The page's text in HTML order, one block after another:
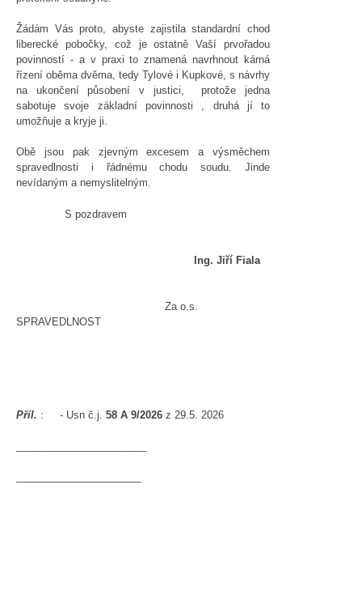
Žádám Vás proto, abyste zajistila standardní chod
liberecké pobočky, což je ostatně Vaší prvořadou
povinností - a v praxi to znamená navrhnout kárná
řízení oběma dvěma, tedy Tylové i Kupkové, s návrhy
na ukončení působení v justici, protože jedna
sabotuje svoje základní povinnosti , druhá jí to
umožňuje a kryje ji.
Obě jsou pak zjevným excesem a výsměchem
spravedlnosti i řádnému chodu soudu. Jinde
nevídaným a nemyslitelným.
S pozdravem
Ing. Jiří Fiala
Za o.s.
SPRAVEDLNOST
Příl. : - Usn č.j. 58 A 9/2026 z 29.5. 2026